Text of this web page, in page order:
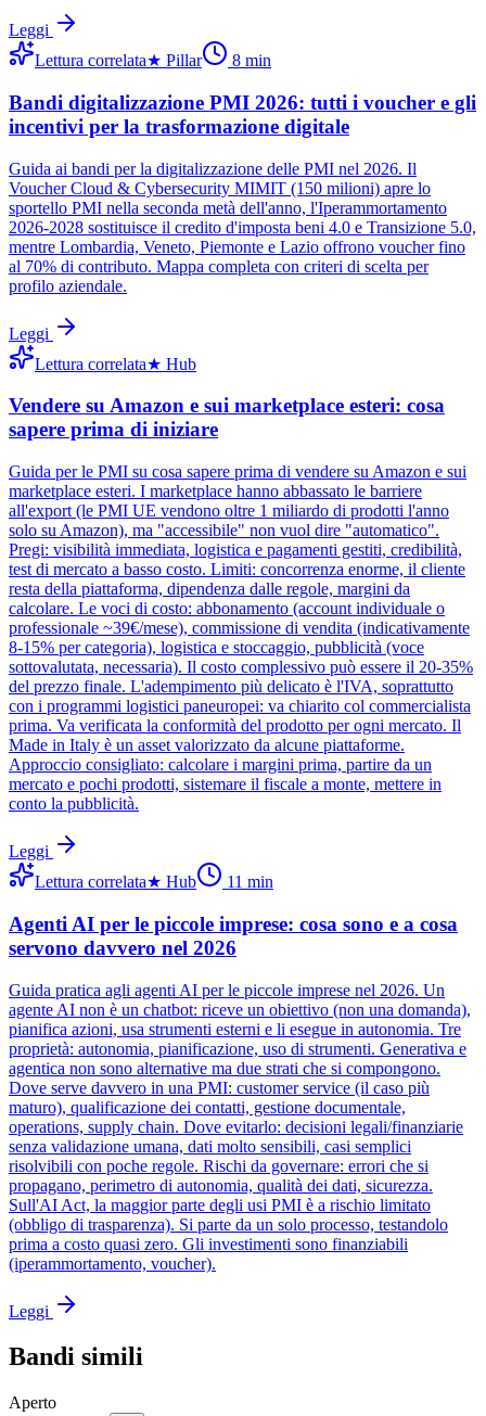
Leggi
Lettura correlata★ Pillar 8 min
Bandi digitalizzazione PMI 2026: tutti i voucher e gli
incentivi per la trasformazione digitale
Guida ai bandi per la digitalizzazione delle PMI nel 2026. Il
Voucher Cloud & Cybersecurity MIMIT (150 milioni) apre lo
sportello PMI nella seconda metà dell'anno, l'Iperammortamento
2026-2028 sostituisce il credito d'imposta beni 4.0 e Transizione 5.0,
mentre Lombardia, Veneto, Piemonte e Lazio offrono voucher fino
al 70% di contributo. Mappa completa con criteri di scelta per
profilo aziendale.
Leggi
Lettura correlata★ Hub
Vendere su Amazon e sui marketplace esteri: cosa
sapere prima di iniziare
Guida per le PMI su cosa sapere prima di vendere su Amazon e sui
marketplace esteri. I marketplace hanno abbassato le barriere
all'export (le PMI UE vendono oltre 1 miliardo di prodotti l'anno
solo su Amazon), ma "accessibile" non vuol dire "automatico".
Pregi: visibilità immediata, logistica e pagamenti gestiti, credibilità,
test di mercato a basso costo. Limiti: concorrenza enorme, il cliente
resta della piattaforma, dipendenza dalle regole, margini da
calcolare. Le voci di costo: abbonamento (account individuale o
professionale ~39€/mese), commissione di vendita (indicativamente
8-15% per categoria), logistica e stoccaggio, pubblicità (voce
sottovalutata, necessaria). Il costo complessivo può essere il 20-35%
del prezzo finale. L'adempimento più delicato è l'IVA, soprattutto
con i programmi logistici paneuropei: va chiarito col commercialista
prima. Va verificata la conformità del prodotto per ogni mercato. Il
Made in Italy è un asset valorizzato da alcune piattaforme.
Approccio consigliato: calcolare i margini prima, partire da un
mercato e pochi prodotti, sistemare il fiscale a monte, mettere in
conto la pubblicità.
Leggi
Lettura correlata★ Hub 11 min
Agenti AI per le piccole imprese: cosa sono e a cosa
servono davvero nel 2026
Guida pratica agli agenti AI per le piccole imprese nel 2026. Un
agente AI non è un chatbot: riceve un obiettivo (non una domanda),
pianifica azioni, usa strumenti esterni e li esegue in autonomia. Tre
proprietà: autonomia, pianificazione, uso di strumenti. Generativa e
agentica non sono alternative ma due strati che si compongono.
Dove serve davvero in una PMI: customer service (il caso più
maturo), qualificazione dei contatti, gestione documentale,
operations, supply chain. Dove evitarlo: decisioni legali/finanziarie
senza validazione umana, dati molto sensibili, casi semplici
risolvibili con poche regole. Rischi da governare: errori che si
propagano, perimetro di autonomia, qualità dei dati, sicurezza.
Sull'AI Act, la maggior parte degli usi PMI è a rischio limitato
(obbligo di trasparenza). Si parte da un solo processo, testandolo
prima a costo quasi zero. Gli investimenti sono finanziabili
(iperammortamento, voucher).
Leggi
Bandi simili
Aperto